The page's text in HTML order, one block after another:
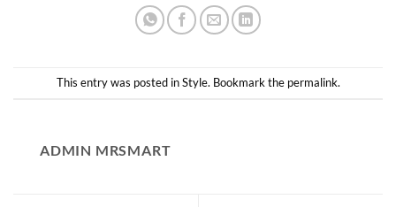
This entry was posted inStyle. Bookmark the permalink.
ADMIN MRSMART